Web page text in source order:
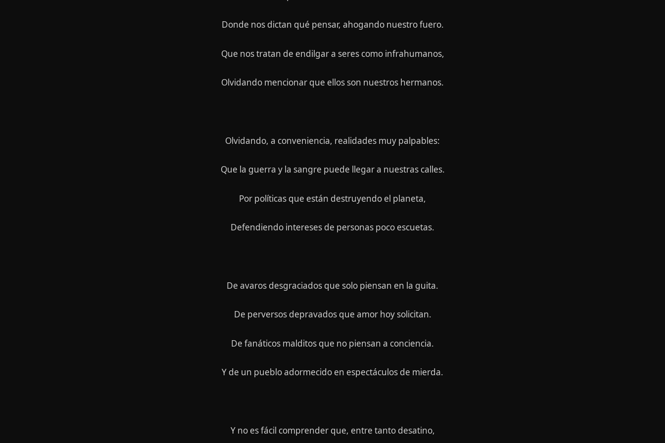
Donde nos dictan qué pensar, ahogando nuestro fuero.
Que nos tratan de endilgar a seres como infrahumanos,
Olvidando mencionar que ellos son nuestros hermanos.
Olvidando, a conveniencia, realidades muy palpables:
Que la guerra y la sangre puede llegar a nuestras calles.
Por políticas que están destruyendo el planeta,
Defendiendo intereses de personas poco escuetas.
De avaros desgraciados que solo piensan en la guita.
De perversos depravados que amor hoy solicitan.
De fanáticos malditos que no piensan a conciencia.
Y de un pueblo adormecido en espectáculos de mierda.
Y no es fácil comprender que, entre tanto desatino,